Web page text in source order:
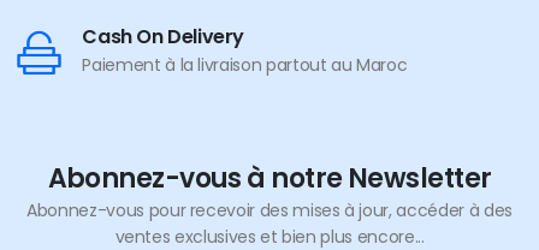
Cash On Delivery
Paiement à la livraison partout au Maroc
Abonnez-vous à notre Newsletter
Abonnez-vous pour recevoir des mises à jour, accéder à des
ventes exclusives et bien plus encore...